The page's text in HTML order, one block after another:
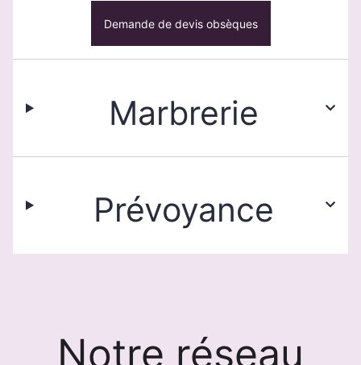
Demande de devis obsèques
Marbrerie
Prévoyance
Notre réseau